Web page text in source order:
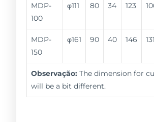
MDP-
100
φ111 80 34 123
MDP-
150
φ161 90 40 146 131
Observação:The dimension for
will be a bit different.